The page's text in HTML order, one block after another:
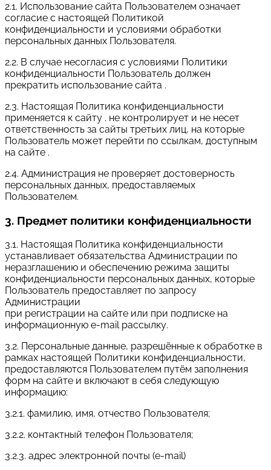
2.1. Использование сайта Пользователем означает
согласие с настоящей Политикой
конфиденциальности и условиями обработки
персональных данных Пользователя.
2.2. В случае несогласия с условиями Политики
конфиденциальности Пользователь должен
прекратить использование сайта .
2.3. Настоящая Политика конфиденциальности
применяется к сайту . не контролирует и не несет
ответственность за сайты третьих лиц, на которые
Пользователь может перейти по ссылкам, доступным
на сайте .
2.4. Администрация не проверяет достоверность
персональных данных, предоставляемых
Пользователем.
3. Предмет политики конфиденциальности
3.1. Настоящая Политика конфиденциальности
устанавливает обязательства Администрации по
неразглашению и обеспечению режима защиты
конфиденциальности персональных данных, которые
Пользователь предоставляет по запросу
Администрации
при регистрации на сайте или при подписке на
информационную e-mail рассылку.
3.2. Персональные данные, разрешённые к обработке в
рамках настоящей Политики конфиденциальности,
предоставляются Пользователем путём заполнения
форм на сайте и включают в себя следующую
информацию:
3.2.1. фамилию, имя, отчество Пользователя;
3.2.2. контактный телефон Пользователя;
3.2.3. адрес электронной почты (e-mail)